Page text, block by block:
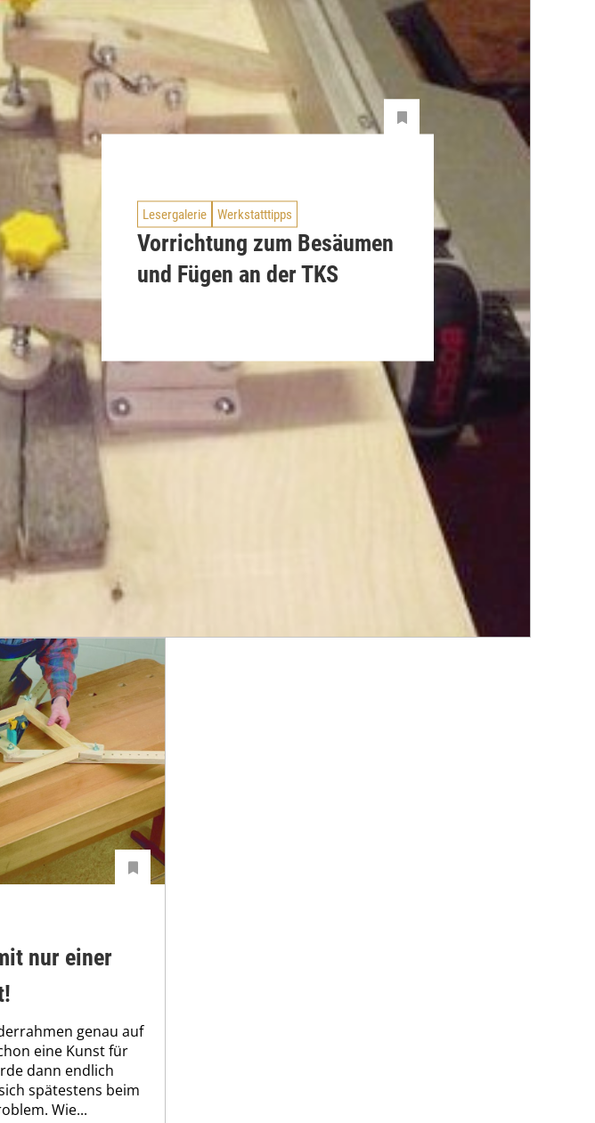
Lesergalerie Werkstatttipps
Vorrichtung zum Besäumen
und Fügen an der TKS
nur einer
genau auf
eine Kunst für
dann endlich
spätestens beim
Wie...